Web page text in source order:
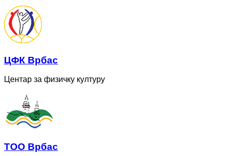
ЦФК Врбас
Центар за физичку културу
ТОО Врбас